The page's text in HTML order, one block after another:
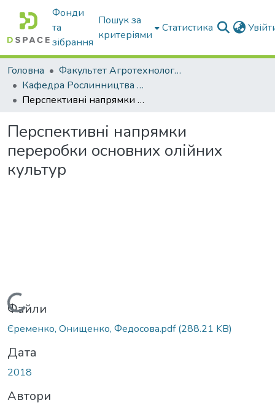
Фонди
та
зібрання
Пошук за
критеріями
Статистика
Головна
Факультет Агротехнологій та екології
Кафедра Рослинництва та садівництва ім. професора В.В. Калитки
Перспективні напрямки переробки основних олійних культур
Перспективні напрямки
переробки основних олійних
культур
Вантажиться...
Файли
Єременко, Онищенко, Федосова.pdf(288.21 KB)
Дата
2018
Автори